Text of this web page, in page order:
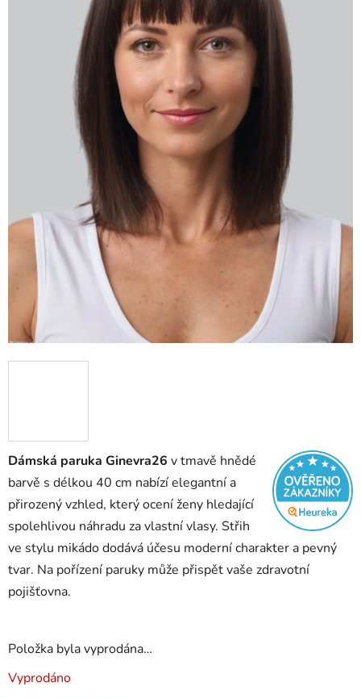
Dámská paruka Ginevra26 v tmavě hnědé
barvě s délkou 40 cm nabízí elegantní a
přirozený vzhled, který ocení ženy hledající
spolehlivou náhradu za vlastní vlasy. Střih
ve stylu mikádo dodává účesu moderní charakter a pevný
tvar. Na pořízení paruky může přispět vaše zdravotní
pojišťovna.
Položka byla vyprodána…
Vyprodáno